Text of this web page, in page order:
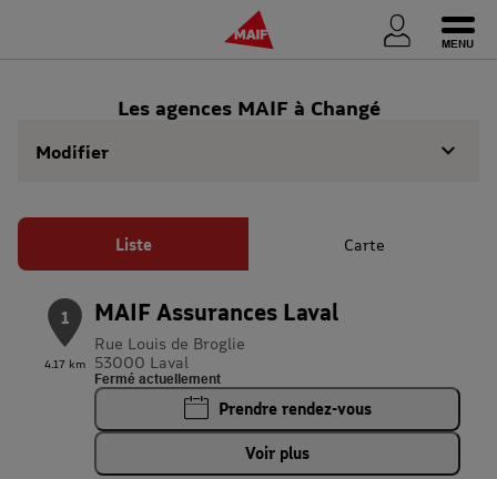
Les agences MAIF à Changé
Modifier
Liste Carte
1
4.17 km
MAIF Assurances Laval
Rue Louis de Broglie
53000 Laval
Fermé actuellement
Prendre rendez-vous
Voir plus